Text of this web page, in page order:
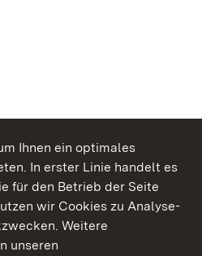
Ihnen ein optimales
In erster Linie handelt es
für den Betrieb der Seite
wir Cookies zu Analyse-
Weitere
unseren